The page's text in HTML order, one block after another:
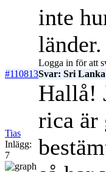
inte
länder.
Logga in för att
#110813Svar: Sri Lanka
Tias
Inlägg:
7
Hallå!
rica är